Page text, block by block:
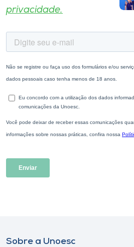
privacidade.
Sobre a Unoesc